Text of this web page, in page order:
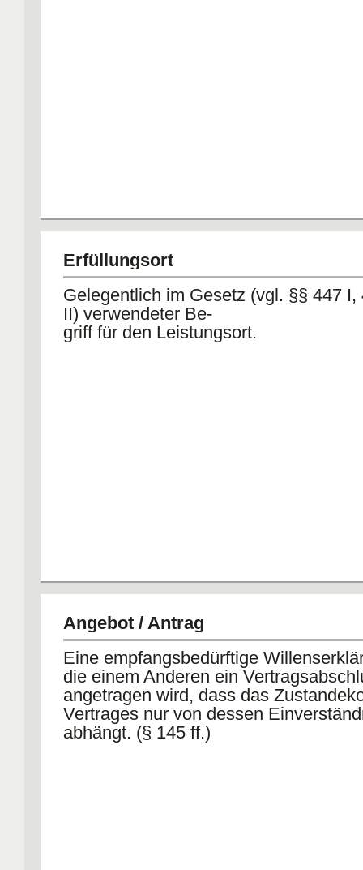
Erfüllungsort
Gelegentlich im Gesetz (vgl. §§ 447 I,
II) verwendeter Be-
griff für den Leistungsort.
Angebot / Antrag
Eine empfangsbedürftige
die einem Anderen ein
angetragen wird, dass das
Vertrages nur von dessen
abhängt. (§ 145 ff.)